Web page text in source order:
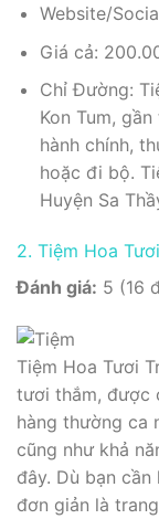
Website/
Giá cả:
Chỉ Đường:
Kon Tum,
hành chính,
hoặc đi bộ.
Huyện Sa
2. Tiệm Hoa
Đánh giá: 5 (16
Tiệm Hoa Tươi
tươi thắm, được
hàng thường ca
cũng như khả
đây. Dù bạn
đơn giản là